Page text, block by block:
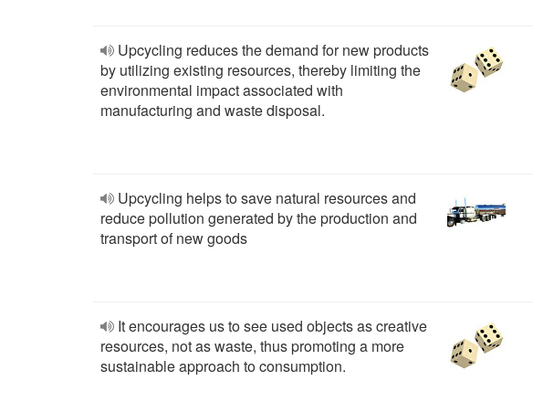
Upcycling reduces the demand for new products
by utilizing existing resources, thereby limiting the
environmental impact associated with
manufacturing and waste disposal.
Upcycling helps to save natural resources and
reduce pollution generated by the production and
transport of new goods
It encourages us to see used objects as creative
resources, not as waste, thus promoting a more
sustainable approach to consumption.